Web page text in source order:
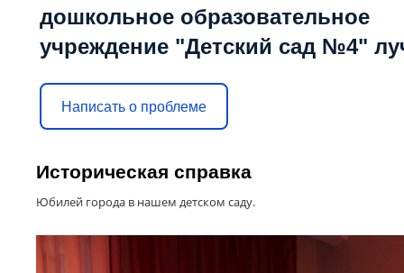
дошкольное образовательное
учреждение "Детский сад №4"
Написать о проблеме
Историческая справка
Юбилей города в нашем детском саду.